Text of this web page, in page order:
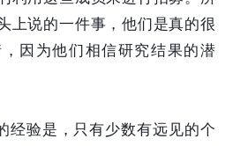
上说的一件事，他们是真的很
因为他们相信研究结果的潜
经验是，只有少数有远见的个